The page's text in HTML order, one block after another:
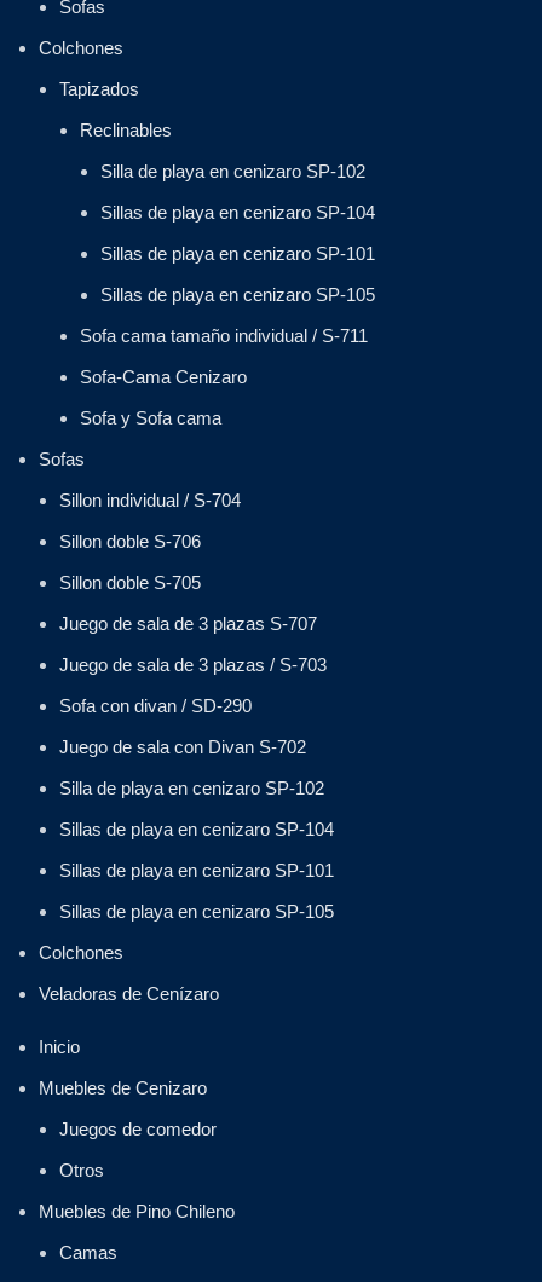
Sofas
Colchones
Tapizados
Reclinables
Silla de playa en cenizaro SP-102
Sillas de playa en cenizaro SP-104
Sillas de playa en cenizaro SP-101
Sillas de playa en cenizaro SP-105
Sofa cama tamaño individual / S-711
Sofa-Cama Cenizaro
Sofa y Sofa cama
Sofas
Sillon individual / S-704
Sillon doble S-706
Sillon doble S-705
Juego de sala de 3 plazas S-707
Juego de sala de 3 plazas / S-703
Sofa con divan / SD-290
Juego de sala con Divan S-702
Silla de playa en cenizaro SP-102
Sillas de playa en cenizaro SP-104
Sillas de playa en cenizaro SP-101
Sillas de playa en cenizaro SP-105
Colchones
Veladoras de Cenízaro
Inicio
Muebles de Cenizaro
Juegos de comedor
Otros
Muebles de Pino Chileno
Camas